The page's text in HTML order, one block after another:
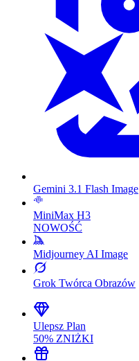
Gemini 3.1 Flash Image
MiniMax H3
NOWOŚĆ
Midjourney AI Image
Grok Twórca Obrazów
Ulepsz Plan
50% ZNIŻKI